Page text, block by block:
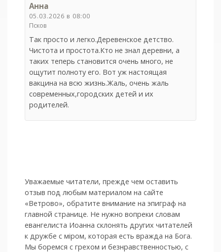
Анна
05.03.2026 в 08:00
Псков
Так просто и легко.Деревенское детство.
Чистота и простота.Кто не знал деревни, а
таких теперь становится очень много, не
ощутит полноту его. Вот уж настоящая
вакцина на всю жизнь.Жаль, очень жаль
современных,городских детей и их
родителей.
Уважаемые читатели, прежде чем оставить
отзыв под любым материалом на сайте
«Ветрово», обратите внимание на эпиграф на
главной странице. Не нужно вопреки словам
евангелиста Иоанна склонять других читателей
к дружбе с мiром, которая есть вражда на Бога.
Мы боремся с грехом и без­нрав­ствен­ностью, с